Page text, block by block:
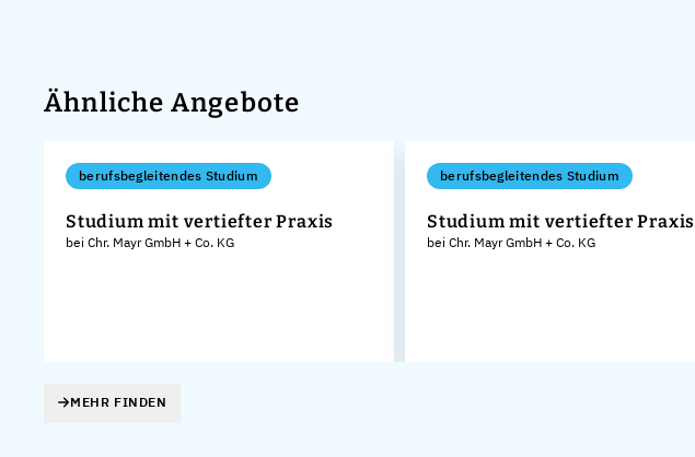
Ähnliche Angebote
berufsbegleitendes Studium
Studium mit vertiefter Praxis
bei Chr. Mayr GmbH + Co. KG
berufsbegleitendes Studium
Studium mit vertiefter Praxis
bei Chr. Mayr GmbH + Co. KG
MEHR FINDEN